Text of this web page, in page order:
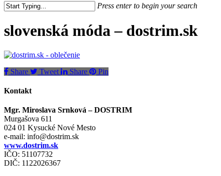
Press enter to begin your search
Search
slovenská móda – dostrim.sk
Share Tweet Share Pin
Kontakt
Mgr. Miroslava Srnková – DOSTRIM
Murgašova 611
024 01 Kysucké Nové Mesto
e-mail: info@dostrim.sk
www.dostrim.sk
IČO: 51107732
DIČ: 1122026367